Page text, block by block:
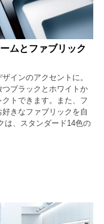
ムとファブリック
インのアクセントに。
ブラックとホワイトか
トできます。また、フ
きなファブリックを自
は、スタンダード14色の